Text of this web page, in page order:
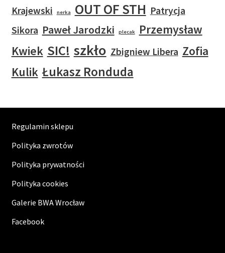
Krajewski
nerka OUT OF STH Patrycja
Sikora Paweł Jarodzki plecak
Przemysław
Kwiek SIC! szkło Zbigniew Libera Zofia
Kulik Łukasz Ronduda
Regulamin sklepu
Polityka zwrotów
Polityka prywatności
Polityka cookies
Galerie BWA Wrocław
Facebook